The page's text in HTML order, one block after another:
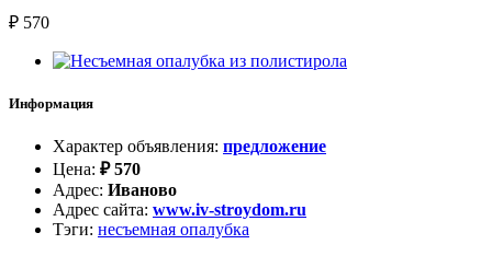
₽ 570
Информация
Характер объявления: предложение
Цена: ₽570
Адрес: Иваново
Адрес сайта: www.iv-stroydom.ru
Тэги: несъемная опалубка